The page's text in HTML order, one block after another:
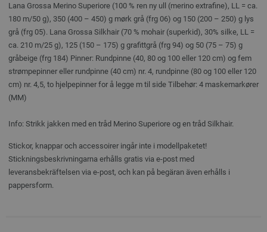
Lana Grossa Merino Superiore (100 % ren ny ull (merino extrafine), LL = ca.
180 m/50 g), 350 (400 – 450) g mørk grå (frg 06) og 150 (200 – 250) g lys
grå (frg 05). Lana Grossa Silkhair (70 % mohair (superkid), 30% silke, LL =
ca. 210 m/25 g), 125 (150 – 175) g grafittgrå (frg 94) og 50 (75 – 75) g
gråbeige (frg 184) Pinner: Rundpinne (40, 80 og 100 eller 120 cm) og fem
strømpepinner eller rundpinne (40 cm) nr. 4, rundpinne (80 og 100 eller 120
cm) nr. 4,5, to hjelpepinner for å legge m til side Tilbehør: 4 maskemarkører
(MM)
Info: Strikk jakken med en tråd Merino Superiore og en tråd Silkhair.
Stickor, knappar och accessoirer ingår inte i modellpaketet!
Stickningsbeskrivningarna erhålls gratis via e-post med
leveransbekräftelsen via e-post, och kan på begäran även erhålls i
pappersform.